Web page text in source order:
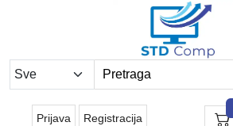
Prijava Registracija